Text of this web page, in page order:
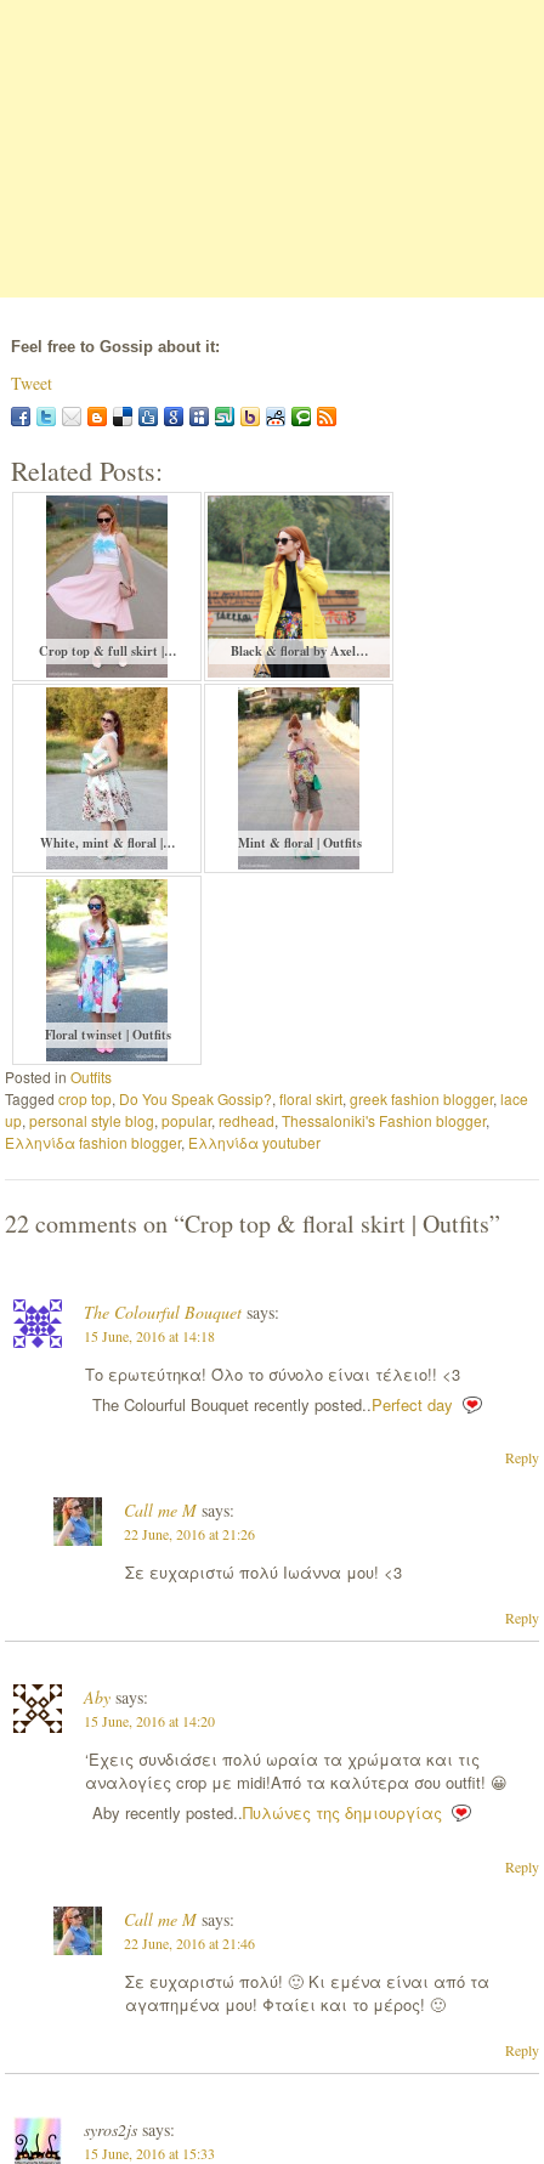
Feel free to Gossip about it:
Tweet
Related Posts:
Crop top & full skirt |… Black & floral by Axel…
White, mint & floral |… Mint & floral | Outfits
Floral twinset | Outfits
Posted inOutfits
Taggedcrop top, Do You Speak Gossip?,floral skirt,greek fashion blogger,lace
up,personal style blog,popular,redhead,Thessaloniki's Fashion blogger,
Ελληνίδα fashion blogger, Ελληνίδα youtuber
22 comments on “Crop top & floral skirt | Outfits”
The Colourful Bouquet says:
15 June, 2016 at 14:18
Το ερωτεύτηκα! Όλο το σύνολο είναι τέλειο!! <3
The Colourful Bouquet recently posted..Perfect day
Reply
Call me M says:
22 June, 2016 at 21:26
Σε ευχαριστώ πολύ Ιωάννα μου! <3
Reply
Aby says:
15 June, 2016 at 14:20
‘Εχεις συνδιάσει πολύ ωραία τα χρώματα και τις
αναλογίες crop με midi!Από τα καλύτερα σου outfit! 😀
Aby recently posted..Πυλώνες της δημιουργίας
Reply
Call me M says:
22 June, 2016 at 21:46
Σε ευχαριστώ πολύ! 🙂 Κι εμένα είναι από τα
αγαπημένα μου! Φταίει και το μέρος! 🙂
Reply
syros2js says:
15 June, 2016 at 15:33